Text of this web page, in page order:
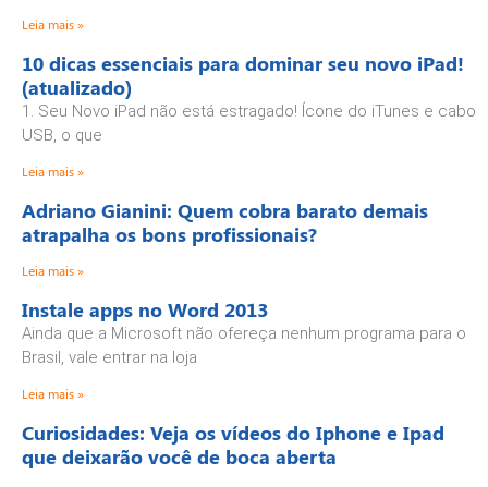
Leia mais »
10 dicas essenciais para dominar seu novo iPad!
(atualizado)
1. Seu Novo iPad não está estragado! Ícone do iTunes e cabo
USB, o que
Leia mais »
Adriano Gianini: Quem cobra barato demais
atrapalha os bons profissionais?
Leia mais »
Instale apps no Word 2013
Ainda que a Microsoft não ofereça nenhum programa para o
Brasil, vale entrar na loja
Leia mais »
Curiosidades: Veja os vídeos do Iphone e Ipad
que deixarão você de boca aberta